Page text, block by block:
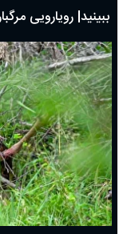
ببینید| رویارویی